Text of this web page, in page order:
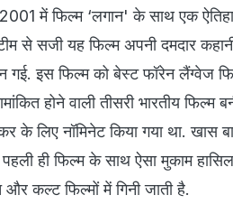
में फिल्म ‘लगान' के साथ एक
से सजी यह फिल्म अपनी दमदार
गई. इस फिल्म को बेस्ट फॉरेन लैंग्वेज
होने वाली तीसरी भारतीय
के लिए नॉमिनेट किया गया था. खास
ही फिल्म के साथ ऐसा मुकाम
और कल्ट फिल्मों में गिनी जाती है.